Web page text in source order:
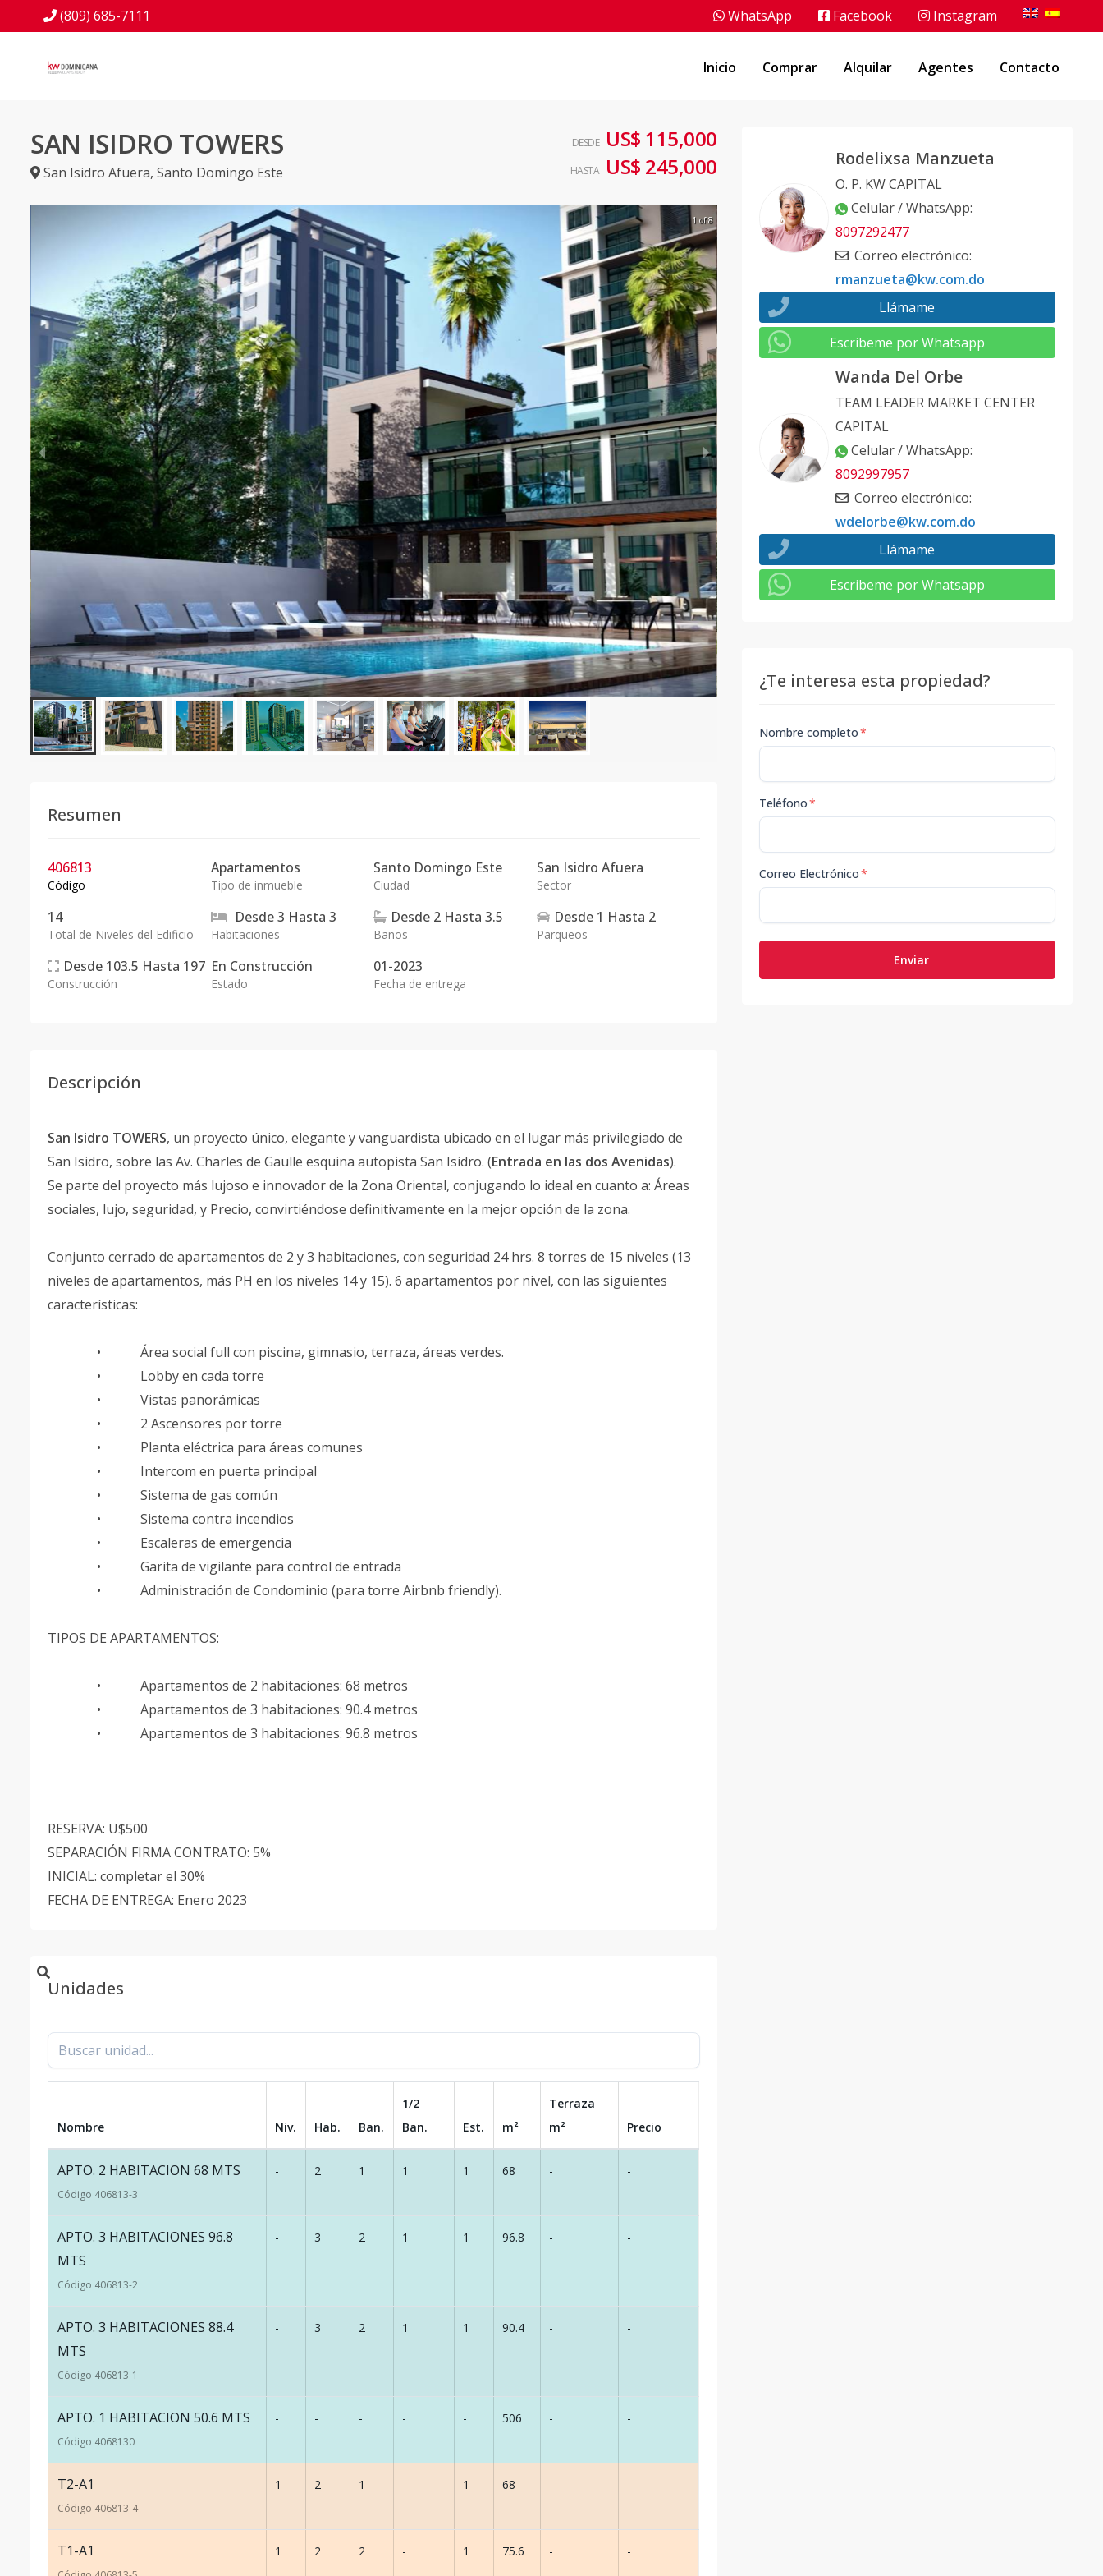
(809) 685-7111 WhatsApp Facebook Instagram
Inicio Comprar Alquilar Agentes Contacto
SAN ISIDRO TOWERS
San Isidro Afuera, Santo Domingo Este
DESDE US$ 115,000
HASTA US$ 245,000
1 of 8
Resumen
406813
Código
Apartamentos
Tipo de inmueble
Santo Domingo Este
Ciudad
San Isidro Afuera
Sector
14
Total de Niveles del Edificio
Desde3 Hasta 3
Habitaciones
Desde 2 Hasta 3.5
Baños
Desde 1 Hasta 2
Parqueos
Desde 103.5 Hasta 197
Construcción
En Construcción
Estado
01-2023
Fecha de entrega
Descripción
San Isidro TOWERS, un proyecto único, elegante y vanguardista ubicado en el lugar más privilegiado de
San Isidro, sobre las Av. Charles de Gaulle esquina autopista San Isidro. (Entrada en las dos Avenidas).
Se parte del proyecto más lujoso e innovador de la Zona Oriental, conjugando lo ideal en cuanto a: Áreas
sociales, lujo, seguridad, y Precio, convirtiéndose definitivamente en la mejor opción de la zona.
Conjunto cerrado de apartamentos de 2 y 3 habitaciones, con seguridad 24 hrs. 8 torres de 15 niveles (13
niveles de apartamentos, más PH en los niveles 14 y 15). 6 apartamentos por nivel, con las siguientes
características:
• Área social full con piscina, gimnasio, terraza, áreas verdes.
• Lobby en cada torre
• Vistas panorámicas
• 2 Ascensores por torre
• Planta eléctrica para áreas comunes
• Intercom en puerta principal
• Sistema de gas común
• Sistema contra incendios
• Escaleras de emergencia
• Garita de vigilante para control de entrada
• Administración de Condominio (para torre Airbnb friendly).
TIPOS DE APARTAMENTOS:
• Apartamentos de 2 habitaciones: 68 metros
• Apartamentos de 3 habitaciones: 90.4 metros
• Apartamentos de 3 habitaciones: 96.8 metros
RESERVA: U$500
SEPARACIÓN FIRMA CONTRATO: 5%
INICIAL: completar el 30%
FECHA DE ENTREGA: Enero 2023
Unidades
Nombre Niv. Hab. Ban.
1/2
Ban.
Est. m²
Terraza
m²
Precio
APTO. 2 HABITACION 68 MTS
Código 406813-3
- 2 1 1 1 68 - -
APTO. 3 HABITACIONES 96.8
MTS
Código 406813-2
- 3 2 1 1 96.8 - -
APTO. 3 HABITACIONES 88.4
MTS
Código 406813-1
- 3 2 1 1 90.4 - -
APTO. 1 HABITACION 50.6 MTS
Código 4068130
- - - - - 506 - -
T2-A1
Código 406813-4
1 2 1 - 1 68 - -
T1-A1 1 2 2 - 1 75.6 - -
Rodelixsa Manzueta
O. P. KW CAPITAL
Celular / WhatsApp:
8097292477
Correo electrónico:
rmanzueta@kw.com.do
Llámame
Escribeme por Whatsapp
Wanda Del Orbe
TEAM LEADER MARKET CENTER
CAPITAL
Celular / WhatsApp:
8092997957
Correo electrónico:
wdelorbe@kw.com.do
Llámame
Escribeme por Whatsapp
¿Te interesa esta propiedad?
Nombre completo*
Teléfono*
Correo Electrónico*
Enviar